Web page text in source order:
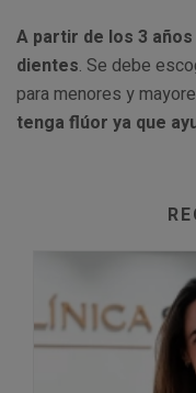
A partir de los 3
dientes. Se debe
para menores y
tenga flúor ya que